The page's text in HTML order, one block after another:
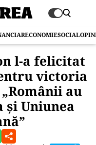
ECONOMIESOCIAL
l-a felicitat
victoria
au
și Uniunea